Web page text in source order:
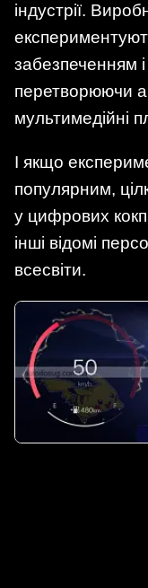
індустрії.
забезпеченням
перетворюючи
мультимедійні
І якщо
популярним,
у цифрових
інші відомі
всесвіти.